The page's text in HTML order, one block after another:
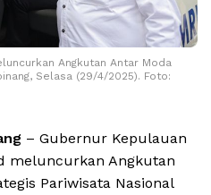
Angkutan Antar Moda
Selasa (29/4/2025). Foto:
– Gubernur Kepulauan
meluncurkan Angkutan
Pariwisata Nasional